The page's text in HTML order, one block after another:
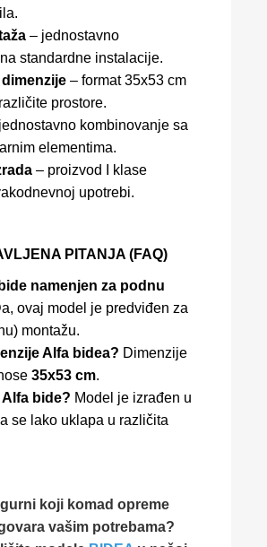
– jednostavno
standardne instalacije.
– format 35x53 cm
prostore.
kombinovanje sa
elementima.
– proizvod I klase
upotrebi.
PITANJA (FAQ)
namenjen za podnu
ovaj model je predviđen za
montažu.
Alfa bidea? Dimenzije
35x53 cm.
Alfa bide? Model je izrađen u
se lako uklapa u različita
koji komad opreme
vašim potrebama?